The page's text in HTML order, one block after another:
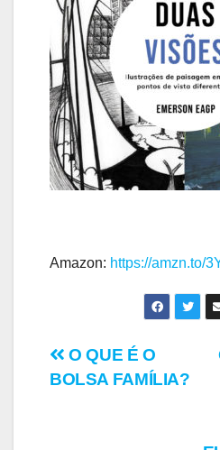
Amazon: https://amzn.to/
Navegação
O QUE É O
BOLSA FAMÍLIA?